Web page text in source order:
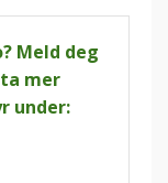
Meld deg
mer
under: